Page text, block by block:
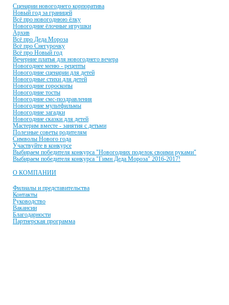
Сценарии новогоднего корпоратива
Новый год за границей
Всё про новогоднюю ёлку
Новогодние ёлочные игрушки
Архив
Всё про Деда Мороза
Всё про Снегурочку
Всё про Новый год
Вечерние платья для новогоднего вечера
Новогоднее меню - рецепты
Новогодние сценарии для детей
Новогодные стихи для детей
Новогодние гороскопы
Новогодние тосты
Новогодние смс-поздравления
Новогодние мультфильмы
Новогодние загадки
Новогодние сказки для детей
Мастерим вместе - занятия с детьми
Полезные советы родителям
Символы Нового года
Участвуйте в конкурсе
Выбираем победителя конкурса "Новогодних поделок своими руками"
Выбираем победителя конкурса "Гимн Деда Мороза" 2016-2017!
О КОМПАНИИ
Филиалы и представительства
Контакты
Руководство
Вакансии
Благодарности
Партнерская программа